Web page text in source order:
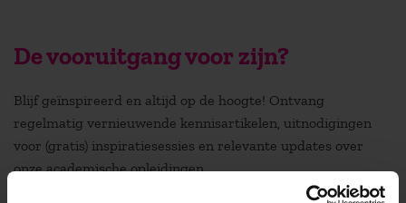
De vooruitgang voor zijn?
Blijf geïnspireerd en altijd op de hoogte! Ontvang
regelmatig vernieuwende kennisartikelen, uitnodigingen
voor (gratis) inspiratiesessies en relevante updates over
onze academische opleidingen.